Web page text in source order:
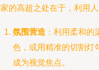
的高超之处在于，利用
氛围营造 ：利用柔和
色，或用精准的切割灯
成为视觉焦点。